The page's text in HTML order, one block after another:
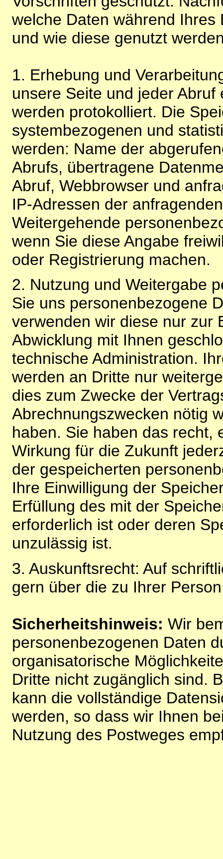
welche Daten während
und wie diese genutzt
1. Erhebung und
unsere Seite und jeder
werden protokolliert. Die
systembezogenen und
werden: Name der
Abrufs, übertragene
Abruf, Webbrowser und
IP-Adressen der
Weitergehende
wenn Sie diese Angabe
oder Registrierung machen.
2. Nutzung und Weitergabe
Sie uns personenbezogene
verwenden wir diese nur zur
Abwicklung mit Ihnen
technische Administration.
werden an Dritte nur
dies zum Zwecke der
Abrechnungszwecken nötig
haben. Sie haben das recht,
Wirkung für die Zukunft
der gespeicherten
Ihre Einwilligung der
Erfüllung des mit der
erforderlich ist oder deren
unzulässig ist.
3. Auskunftsrecht: Auf
gern über die zu Ihrer
Sicherheitshinweis: Wir
personenbezogenen Daten
organisatorische
Dritte nicht zugänglich sind.
kann die vollständige
werden, so dass wir Ihnen
Nutzung des Postweges